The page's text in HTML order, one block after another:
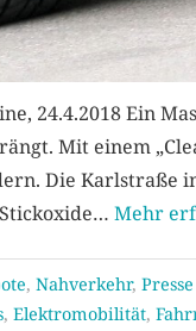
24.4.2018 Ein
Mit einem
Die Karlstraße
Mehr
, Nahverkehr, Presse
, Elektromobilität,